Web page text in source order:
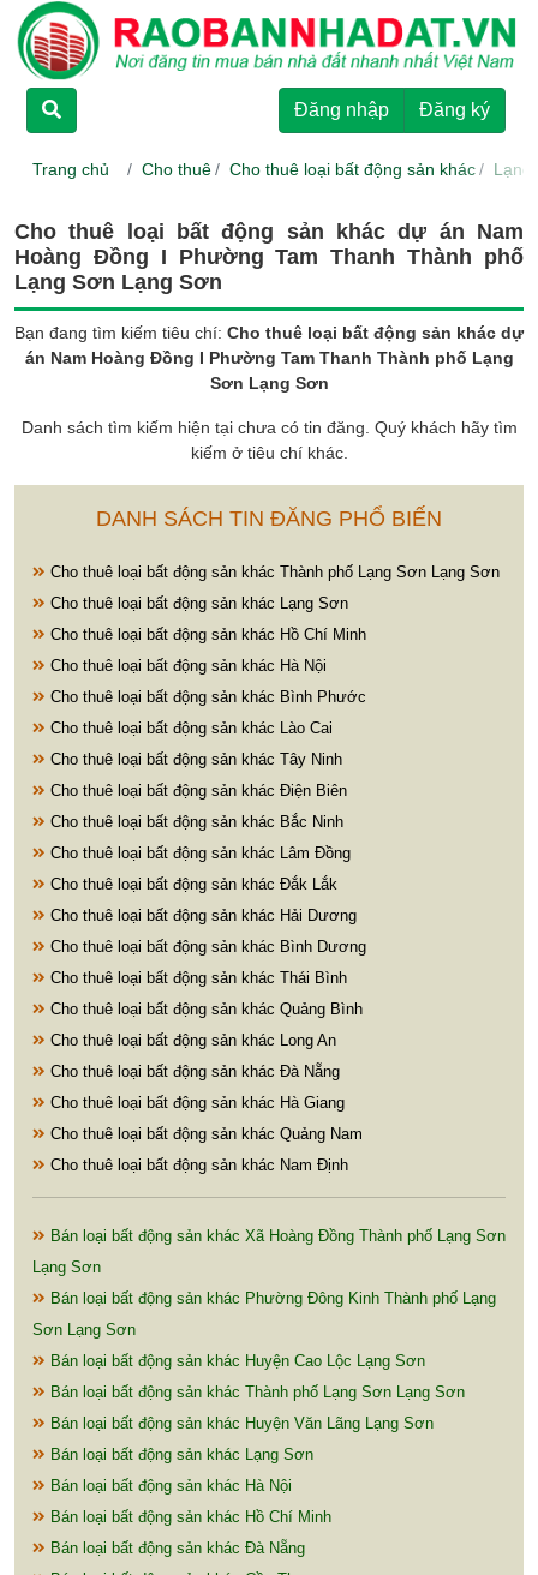
Đăng nhập Đăng ký
Trang chủ Cho thuê Cho thuê loại bất động sản khác Lạng
Cho thuê loại bất động sản khác dự án Nam
Hoàng Đồng I Phường Tam Thanh Thành phố
Lạng Sơn Lạng Sơn
Bạn đang tìm kiếm tiêu chí: Cho thuê loại bất động sản khác dự
án Nam Hoàng Đồng I Phường Tam Thanh Thành phố Lạng
Sơn Lạng Sơn
Danh sách tìm kiếm hiện tại chưa có tin đăng. Quý khách hãy tìm
kiếm ở tiêu chí khác.
DANH SÁCH TIN ĐĂNG PHỔ BIẾN
Cho thuê loại bất động sản khác Thành phố Lạng Sơn Lạng Sơn
Cho thuê loại bất động sản khác Lạng Sơn
Cho thuê loại bất động sản khác Hồ Chí Minh
Cho thuê loại bất động sản khác Hà Nội
Cho thuê loại bất động sản khác Bình Phước
Cho thuê loại bất động sản khác Lào Cai
Cho thuê loại bất động sản khác Tây Ninh
Cho thuê loại bất động sản khác Điện Biên
Cho thuê loại bất động sản khác Bắc Ninh
Cho thuê loại bất động sản khác Lâm Đồng
Cho thuê loại bất động sản khác Đắk Lắk
Cho thuê loại bất động sản khác Hải Dương
Cho thuê loại bất động sản khác Bình Dương
Cho thuê loại bất động sản khác Thái Bình
Cho thuê loại bất động sản khác Quảng Bình
Cho thuê loại bất động sản khác Long An
Cho thuê loại bất động sản khác Đà Nẵng
Cho thuê loại bất động sản khác Hà Giang
Cho thuê loại bất động sản khác Quảng Nam
Cho thuê loại bất động sản khác Nam Định
Bán loại bất động sản khác Xã Hoàng Đồng Thành phố Lạng Sơn
Lạng Sơn
Bán loại bất động sản khác Phường Đông Kinh Thành phố Lạng
Sơn Lạng Sơn
Bán loại bất động sản khác Huyện Cao Lộc Lạng Sơn
Bán loại bất động sản khác Thành phố Lạng Sơn Lạng Sơn
Bán loại bất động sản khác Huyện Văn Lãng Lạng Sơn
Bán loại bất động sản khác Lạng Sơn
Bán loại bất động sản khác Hà Nội
Bán loại bất động sản khác Hồ Chí Minh
Bán loại bất động sản khác Đà Nẵng
TRANG CHỦ
CHO THUÊ
DỰ ÁN
HƯỚNG DẪN
LIÊN HỆ